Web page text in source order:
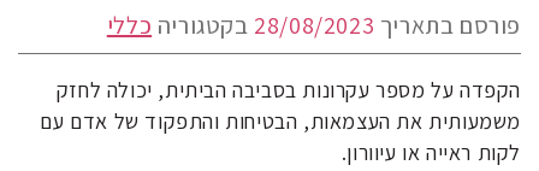
פורסם בתאריך 28/08/2023 בקטגוריה כללי
הקפדה על מספר עקרונות בסביבה הביתית, יכולה לחזק
משמעותית את העצמאות, הבטיחות והתפקוד של אדם עם
לקות ראייה או עיוורון.